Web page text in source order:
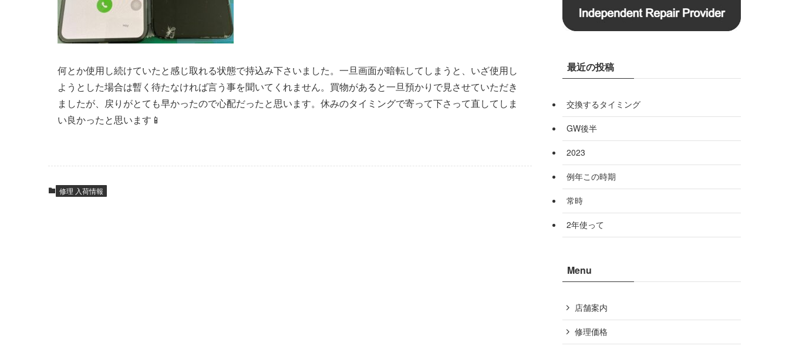
何とか使用し続けていたと感じ取れる状態で持込み下さいました。一旦画面が暗転してしまうと、いざ使用し
ようとした場合は暫く待たなければ言う事を聞いてくれません。買物があると一旦預かりで見させていただき
ましたが、戻りがとても早かったので心配だったと思います。休みのタイミングで寄って下さって直してしま
い良かったと思います📱
修理 入荷情報
最近の投稿
交換するタイミング
GW後半
2023
例年この時期
常時
2年使って
Menu
店舗案内
修理価格